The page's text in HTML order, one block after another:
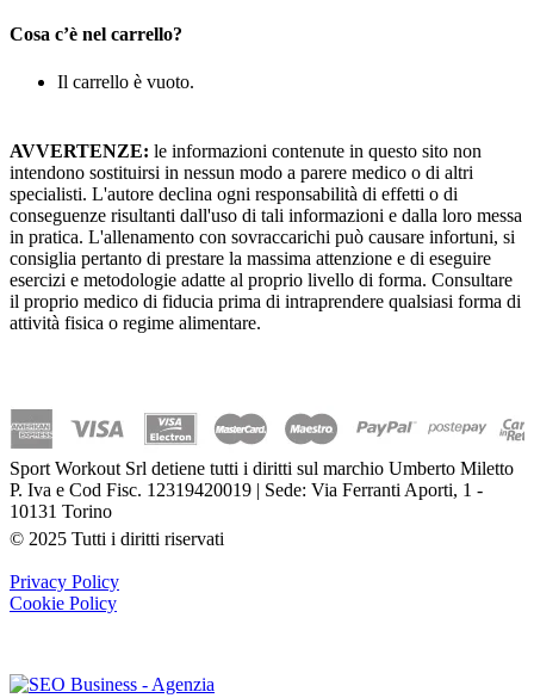
Cosa c’è nel carrello?
Il carrello è vuoto.
AVVERTENZE: le informazioni contenute in questo sito non
intendono sostituirsi in nessun modo a parere medico o di altri
specialisti. L'autore declina ogni responsabilità di effetti o di
conseguenze risultanti dall'uso di tali informazioni e dalla loro messa
in pratica. L'allenamento con sovraccarichi può causare infortuni, si
consiglia pertanto di prestare la massima attenzione e di eseguire
esercizi e metodologie adatte al proprio livello di forma. Consultare
il proprio medico di fiducia prima di intraprendere qualsiasi forma di
attività fisica o regime alimentare.
Sport Workout Srl detiene tutti i diritti sul marchio Umberto Miletto
P. Iva e Cod Fisc. 12319420019 | Sede: Via Ferranti Aporti, 1 -
10131 Torino
© 2025 Tutti i diritti riservati
Privacy Policy
Cookie Policy